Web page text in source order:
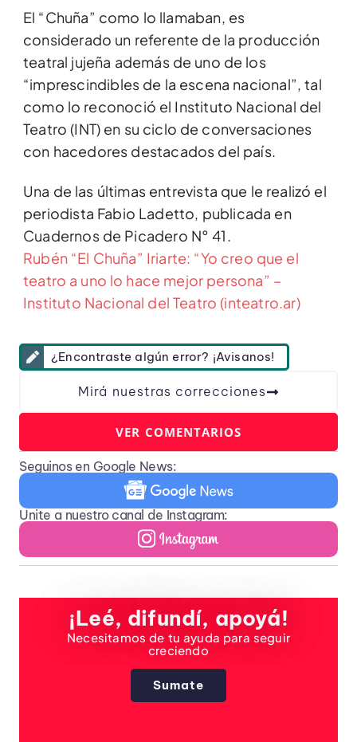
El “Chuña” como lo llamaban, es
considerado un referente de la producción
teatral jujeña además de uno de los
“imprescindibles de la escena nacional”, tal
como lo reconoció el Instituto Nacional del
Teatro (INT) en su ciclo de conversaciones
con hacedores destacados del país.
Una de las últimas entrevista que le realizó el
periodista Fabio Ladetto, publicada en
Cuadernos de Picadero N° 41.
Rubén “El Chuña” Iriarte: “Yo creo que el
teatro a uno lo hace mejor persona” –
Instituto Nacional del Teatro (inteatro.ar)
¿Encontraste algún error? ¡Avisanos!
Mirá nuestras correcciones
VER COMENTARIOS
Seguinos en Google News:
Unite a nuestro canal de Instagram:
¡Leé, difundí, apoyá!
Necesitamos de tu ayuda para seguir
creciendo
Sumate